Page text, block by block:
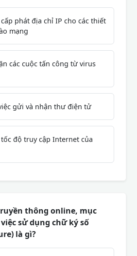
phát địa chỉ IP cho các thiết
mạng
các cuộc tấn công từ virus
gửi và nhận thư điện tử
độ truy cập Internet của
thông online, mục
sử dụng chữ ký số
là gì?